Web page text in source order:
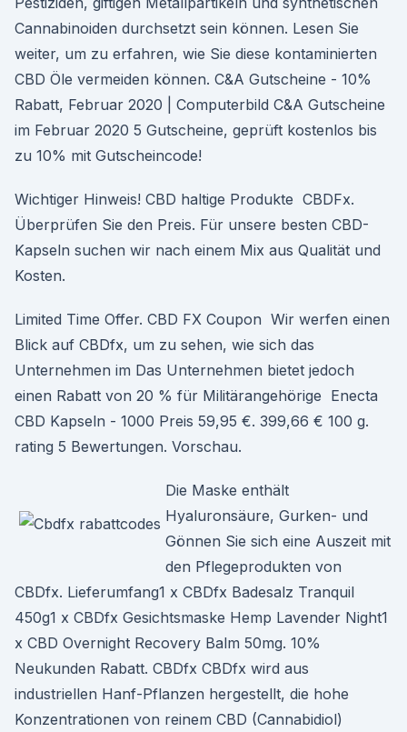
Cannabinoiden durchsetzt sein können. Lesen Sie
weiter, um zu erfahren, wie Sie diese kontaminierten
CBD Öle vermeiden können. C&A Gutscheine - 10%
Rabatt, Februar 2020 | Computerbild C&A Gutscheine
im Februar 2020 5 Gutscheine, geprüft kostenlos bis
zu 10% mit Gutscheincode!
Wichtiger Hinweis! CBD haltige Produkte CBDFx.
Überprüfen Sie den Preis. Für unsere besten CBD-
Kapseln suchen wir nach einem Mix aus Qualität und
Kosten.
Limited Time Offer. CBD FX Coupon Wir werfen einen
Blick auf CBDfx, um zu sehen, wie sich das
Unternehmen im Das Unternehmen bietet jedoch
einen Rabatt von 20 % für Militärangehörige Enecta
CBD Kapseln - 1000 Preis 59,95 €. 399,66 € 100 g.
rating 5 Bewertungen. Vorschau.
Die Maske enthält
Hyaluronsäure, Gurken- und
Gönnen Sie sich eine Auszeit mit
den Pflegeprodukten von
CBDfx. Lieferumfang1 x CBDfx Badesalz Tranquil
450g1 x CBDfx Gesichtsmaske Hemp Lavender Night1
x CBD Overnight Recovery Balm 50mg. 10%
Neukunden Rabatt. CBDfx CBDfx wird aus
industriellen Hanf-Pflanzen hergestellt, die hohe
Konzentrationen von reinem CBD (Cannabidiol)